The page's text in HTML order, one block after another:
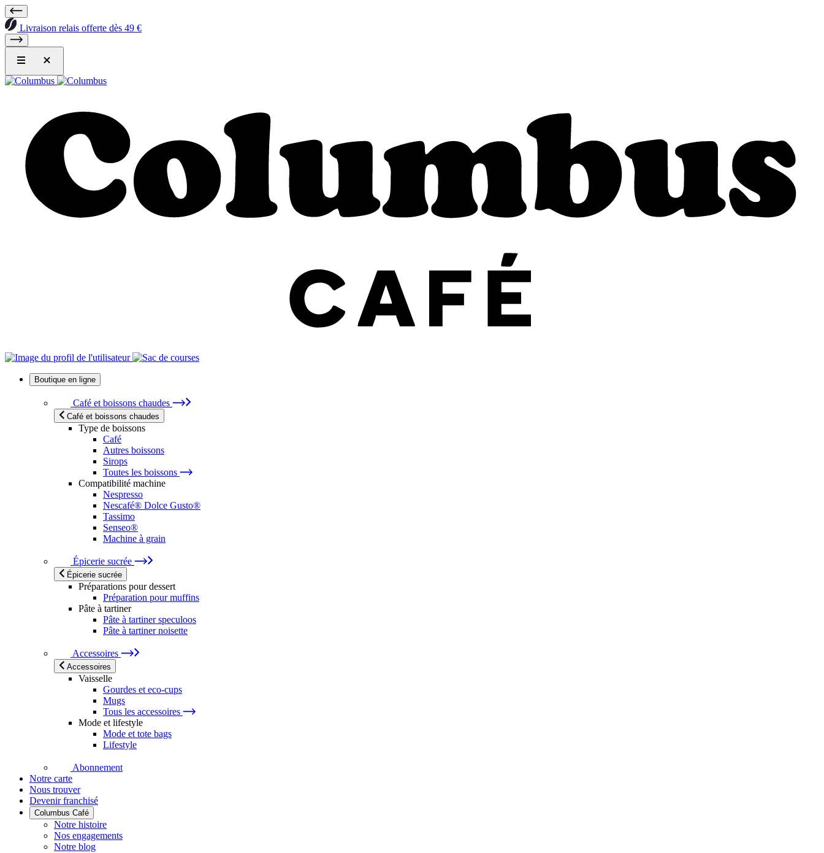
Livraison relais offerte dès 49 €
Boutique en ligne
Café et boissons chaudes
Café et boissons chaudes
Type de boissons
Café
Autres boissons
Sirops
Toutes les boissons
Compatibilité machine
Nespresso
Nescafé® Dolce Gusto®
Tassimo
Senseo®
Machine à grain
Épicerie sucrée
Épicerie sucrée
Préparations pour dessert
Préparation pour muffins
Pâte à tartiner
Pâte à tartiner speculoos
Pâte à tartiner noisette
Accessoires
Accessoires
Vaisselle
Gourdes et eco-cups
Mugs
Tous les accessoires
Mode et lifestyle
Mode et tote bags
Lifestyle
Abonnement
Notre carte
Nous trouver
Devenir franchisé
Columbus Café
Notre histoire
Nos engagements
Notre blog